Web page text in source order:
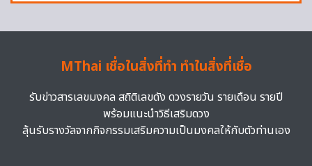
MThai เชื่อในสิ่งที่ทำ ทำในสิ่งที่เชื่อ
รับข่าวสารเลขมงคล สถิติเลขดัง ดวงรายวัน รายเดือน รายปี
พร้อมแนะนำวิธีเสริมดวง
ลุ้นรับรางวัลจากกิจกรรมเสริมความเป็นมงคลให้กับตัวท่านเอง